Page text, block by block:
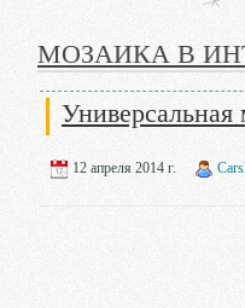
МОЗАИКА В
12 апреля 2014 г.